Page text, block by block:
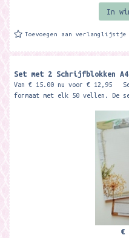
In
Toevoegen aan verlanglijstje
Set met 2 Schrijfblokken
Van € 15.00 nu voor € 12,95
formaat met elk 50 vellen. De
€